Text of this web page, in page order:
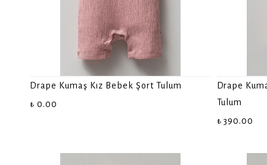
Drape Kumaş Kız Bebek Şort Tulum
₺ 0.00
Drape
Tulum
₺ 390.00